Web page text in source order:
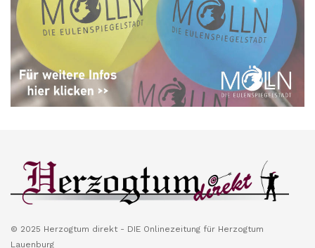
© 2025 Herzogtum direkt - DIE Onlinezeitung für Herzogtum
Lauenburg